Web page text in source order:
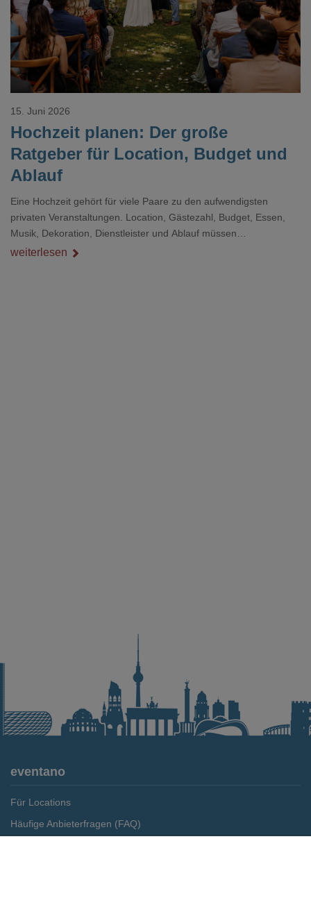
Hochzeit planen: Der große
Ratgeber für Location, Budget und
Ablauf
15. Juni 2026
Eine Hochzeit gehört für viele Paare zu den aufwendigsten
privaten Veranstaltungen. Location, Gästezahl, Budget, Essen,
Musik, Dekoration, Dienstleister und Ablauf müssen
zusammenpassen, damit der Tag gut organisiert ist und trotzdem
weiterlesen
eventano
Für Locations
Häufige Anbieterfragen (FAQ)